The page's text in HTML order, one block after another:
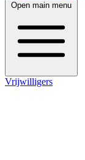
Open main menu
Vrijwilligers